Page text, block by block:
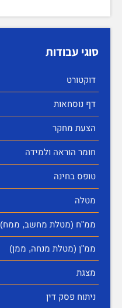
סוגי עבודות
דוקטורט
דף נוסחאות
הצעת מחקר
חומר הוראה ולמידה
טופס בחינה
מטלה
ממ"ח (מטלת מחשב, ממח)
ממ"ן (מטלת מנחה, ממן)
מצגת
ניתוח פסק דין